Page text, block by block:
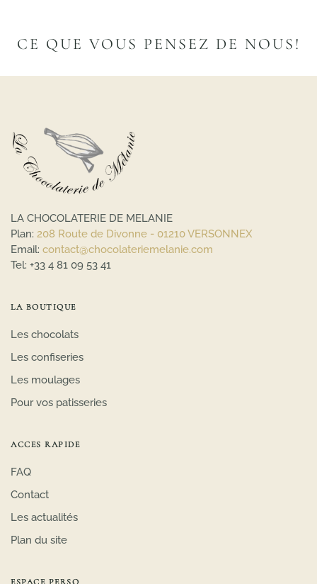
CE QUE VOUS PENSEZ DE NOUS!
LA CHOCOLATERIE DE MELANIE
Plan: 208 Route de Divonne - 01210 VERSONNEX
Email: contact@chocolateriemelanie.com
Tel: +33 4 81 09 53 41
LA BOUTIQUE
Les chocolats
Les confiseries
Les moulages
Pour vos patisseries
ACCES RAPIDE
FAQ
Contact
Les actualités
Plan du site
ESPACE PERSO